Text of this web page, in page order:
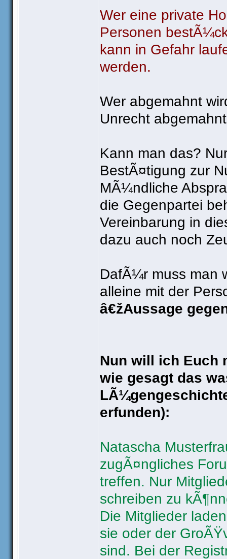
Wer eine private
Personen
kann in Gefahr
werden.
Wer abgemahnt
Unrecht
Kann man das?
BestÃ¤tigung zur
MÃ¼ndliche
die Gegenpartei
Vereinbarung in
dazu auch noch
DafÃ¼r muss man
alleine mit der
â€žAussage
Nun will ich Euch
wie gesagt das
erfunden):
Natascha
zugÃ¤ngliches
treffen. Nur
schreiben zu
Die Mitglieder
sie oder der
sind. Bei der